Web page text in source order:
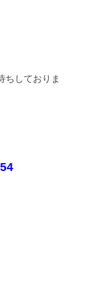
ちしておりま